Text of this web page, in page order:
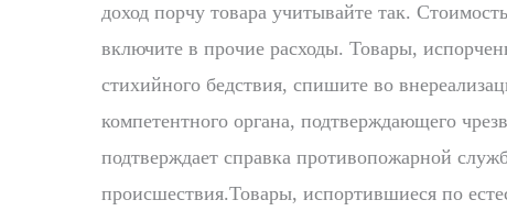
доход порчу товара учитывайте так.
включите в прочие расходы. Товары,
стихийного бедствия, спишите во
компетентного органа, подтверждающего
подтверждает справка противопожарной
происшествия.Товары, испортившиеся по